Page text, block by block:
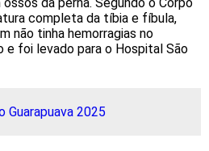
completa da tíbia e fíbula,
não tinha hemorragias no
foi levado para o Hospital São